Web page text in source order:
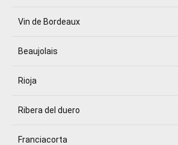
Vin de Bordeaux
Beaujolais
Rioja
Ribera del duero
Franciacorta